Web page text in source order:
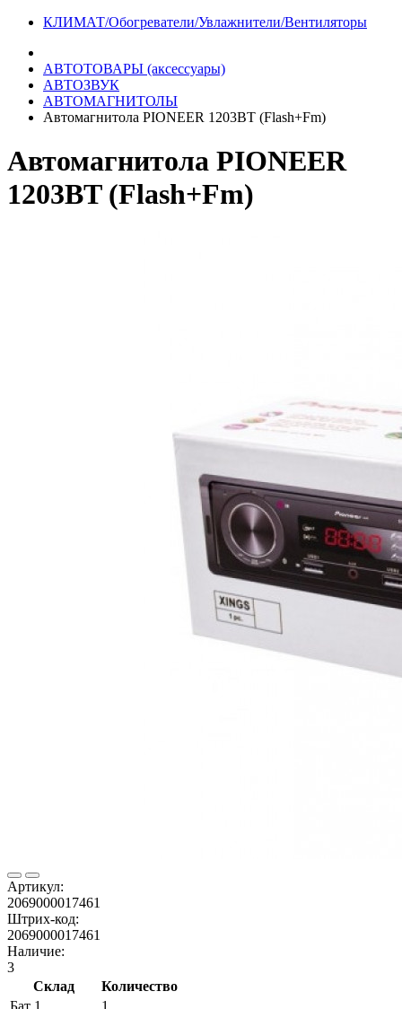
КЛИМАТ/Обогреватели/Увлажнители/Вентиляторы
АВТОТОВАРЫ (аксессуары)
АВТОЗВУК
АВТОМАГНИТОЛЫ
Автомагнитола PIONEER 1203BT (Flash+Fm)
Автомагнитола PIONEER
1203BT (Flash+Fm)
Артикул:
2069000017461
Штрих-код:
2069000017461
Наличие:
3
Склад
Количество
Бат 1
1